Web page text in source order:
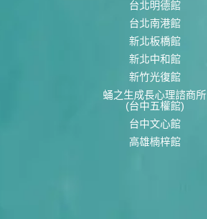
台北明德館
台北南港館
新北板橋館
新北中和館
新竹光復館
蛹之生成長心理諮商所
(台中五權館)
台中文心館
高雄楠梓館